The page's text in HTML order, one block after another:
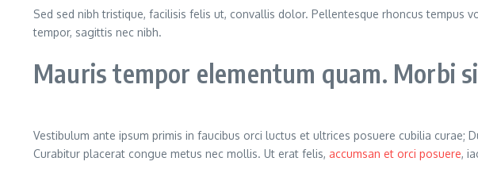
Sed sed nibh tristique, facilisis felis ut, convallis dolor. Pellentesque rhoncus tempus
tempor, sagittis nec nibh.
Mauris tempor elementum quam. Morbi
Vestibulum ante ipsum primis in faucibus orci luctus et ultrices posuere cubilia curae;
Curabitur placerat congue metus nec mollis. Ut erat felis, accumsan et orci posuere,